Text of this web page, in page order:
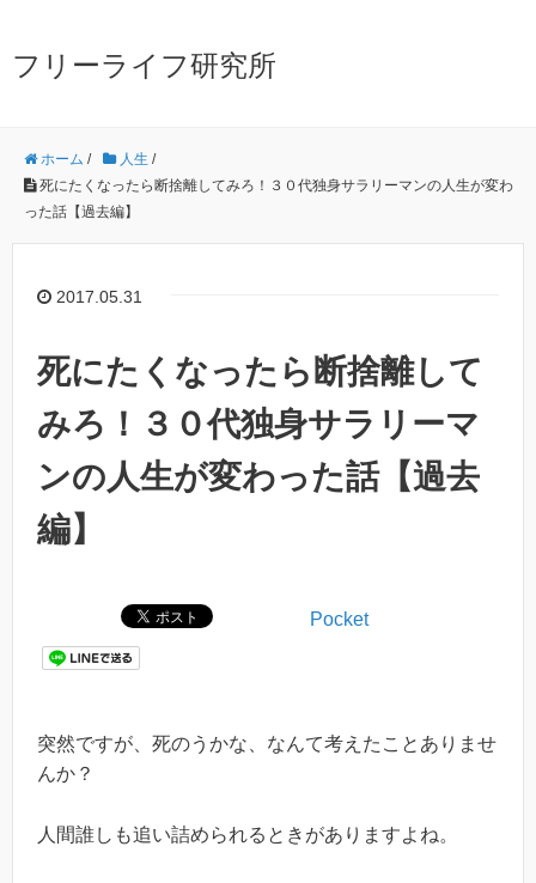
フリーライフ研究所
ホーム / 人生 /
死にたくなったら断捨離してみろ！３０代独身サラリーマンの人生が変わ
った話【過去編】
2017.05.31
死にたくなったら断捨離して
みろ！３０代独身サラリーマ
ンの人生が変わった話【過去
編】
Pocket
突然ですが、死のうかな、なんて考えたことありませ
んか？
人間誰しも追い詰められるときがありますよね。